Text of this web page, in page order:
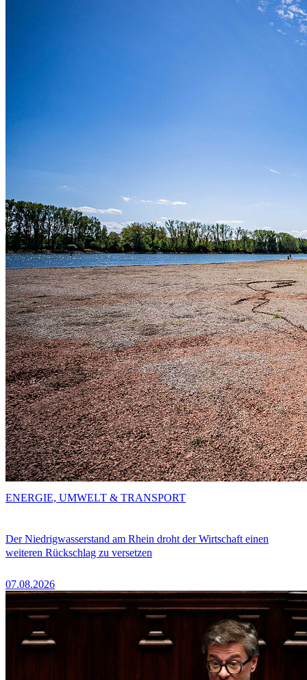
Der Niedrigwasserstand am Rhein droht der Wirtschaft einen
weiteren Rückschlag zu versetzen
07.08.2026
ENERGIE, UMWELT & TRANSPORT